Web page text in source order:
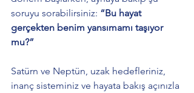
soruyu sorabilirsiniz: “Bu hayat
gerçekten benim yansımamı taşıyor
mu?”
Satürn ve Neptün, uzak hedefleriniz,
inanç sisteminiz ve hayata bakış açınızla